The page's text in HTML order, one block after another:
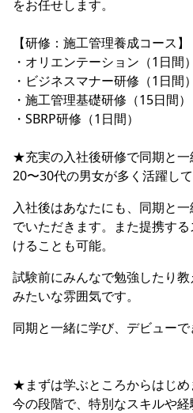
をお任せします。
【研修：施工管理養成コース】
・オリエンテーション（1日間）
・ビジネスマナー研修（1日間）
・施工管理基礎研修（15日間）
・SBRP研修（1日間）
★充実の入社後研修で同期と一
20〜30代の男女が多く活躍して
入社後はあなたにも、同期と
でいただきます。また提携す
けることも可能。
試験前にみんなで勉強したり
みたいな雰囲気です。
同期と一緒に学び、デビューで
★まずは学ぶところからはじめ
今の段階で、特別なスキルや経